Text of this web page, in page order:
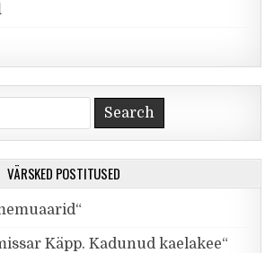
VÄRSKED POSTITUSED
Käpp. Kadunud kaelakee“